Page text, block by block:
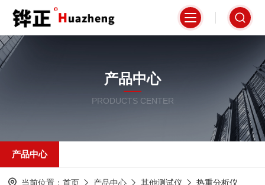
产品中心
PRODUCTS CENTER
产品中心
当前位置： 首页 产品中心 其他测试仪 热重分析仪